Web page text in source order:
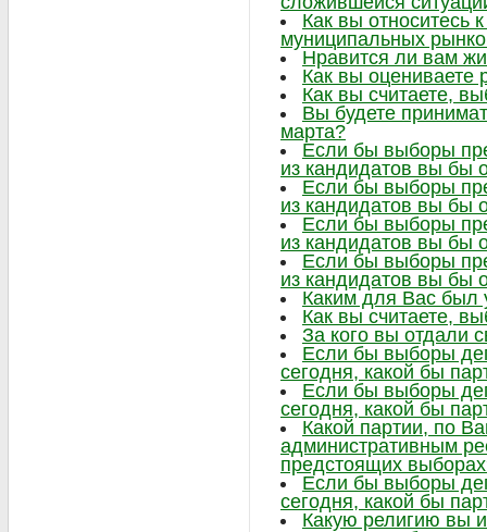
Как вы относитесь
муниципальных
Нравится ли вам
Как вы оцениваете
Как вы считаете,
Вы будете
марта?
Если бы выборы
из кандидатов вы бы
Если бы выборы
из кандидатов вы бы
Если бы выборы
из кандидатов вы бы
Если бы выборы
из кандидатов вы бы
Каким для Вас был
Как вы считаете,
За кого вы отдали
Если бы выборы
сегодня, какой бы
Если бы выборы
сегодня, какой бы
Какой партии, по
административным
предстоящих
Если бы выборы
сегодня, какой бы
Какую религию вы